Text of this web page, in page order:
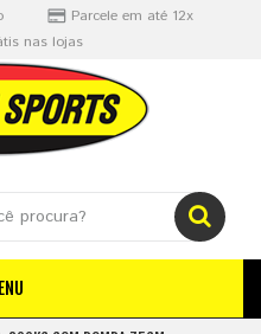
Parcele em até 12x
nas lojas